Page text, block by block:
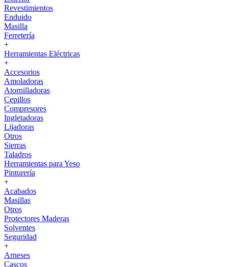
Revestimientos
Enduido
Masilla
Ferretería
+
Herramientas Eléctricas
+
Accesorios
Amoladoras
Atornilladoras
Cepillos
Compresores
Ingletadoras
Lijadoras
Otros
Sierras
Taladros
Herramientas para Yeso
Pinturería
+
Acabados
Masillas
Otros
Protectores Maderas
Solventes
Seguridad
+
Arneses
Cascos